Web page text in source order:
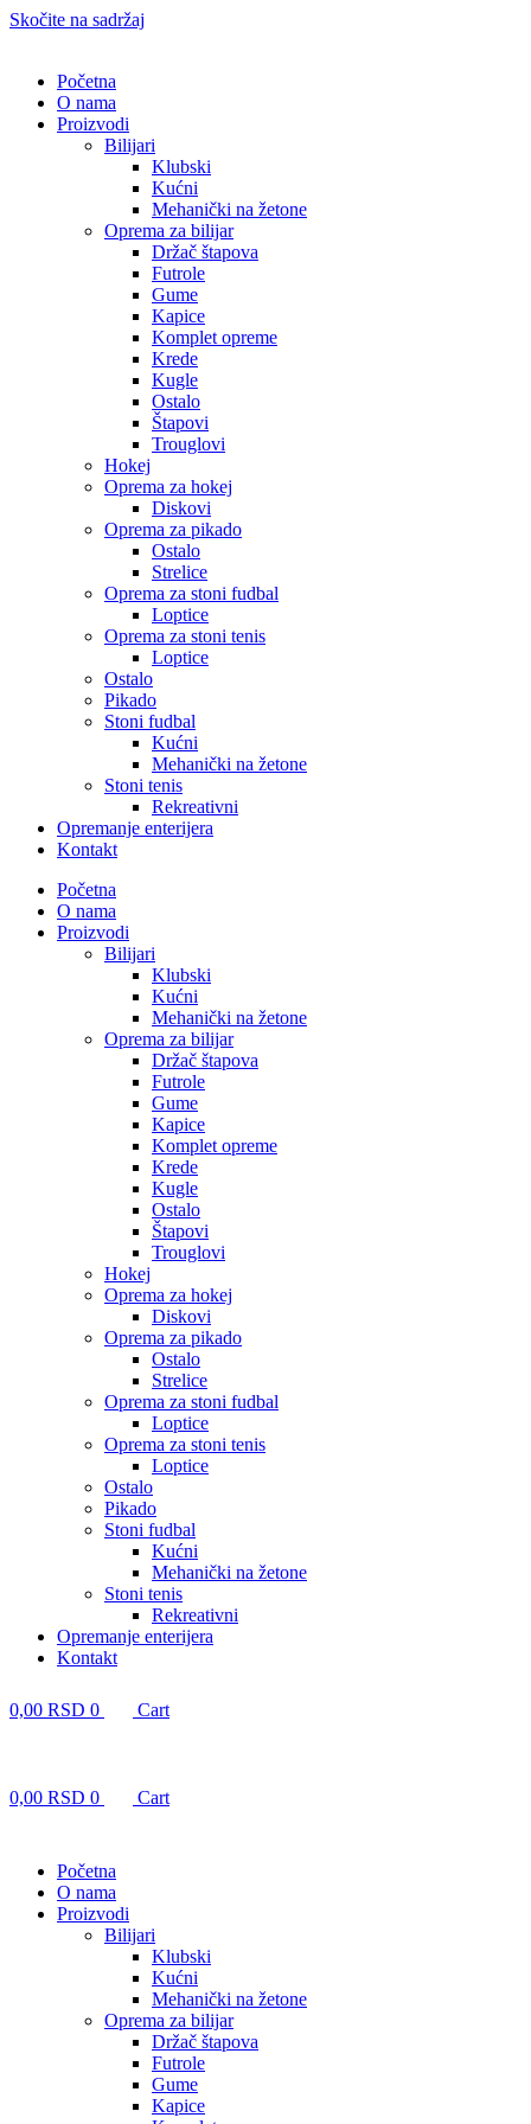
Skočite na sadržaj
Početna
O nama
Proizvodi
Bilijari
Klubski
Kućni
Mehanički na žetone
Oprema za bilijar
Držač štapova
Futrole
Gume
Kapice
Komplet opreme
Krede
Kugle
Ostalo
Štapovi
Trouglovi
Hokej
Oprema za hokej
Diskovi
Oprema za pikado
Ostalo
Strelice
Oprema za stoni fudbal
Loptice
Oprema za stoni tenis
Loptice
Ostalo
Pikado
Stoni fudbal
Kućni
Mehanički na žetone
Stoni tenis
Rekreativni
Opremanje enterijera
Kontakt
Početna
O nama
Proizvodi
Bilijari
Klubski
Kućni
Mehanički na žetone
Oprema za bilijar
Držač štapova
Futrole
Gume
Kapice
Komplet opreme
Krede
Kugle
Ostalo
Štapovi
Trouglovi
Hokej
Oprema za hokej
Diskovi
Oprema za pikado
Ostalo
Strelice
Oprema za stoni fudbal
Loptice
Oprema za stoni tenis
Loptice
Ostalo
Pikado
Stoni fudbal
Kućni
Mehanički na žetone
Stoni tenis
Rekreativni
Opremanje enterijera
Kontakt
0,00 RSD 0 Cart
0,00 RSD 0 Cart
Početna
O nama
Proizvodi
Bilijari
Klubski
Kućni
Mehanički na žetone
Oprema za bilijar
Držač štapova
Futrole
Gume
Kapice